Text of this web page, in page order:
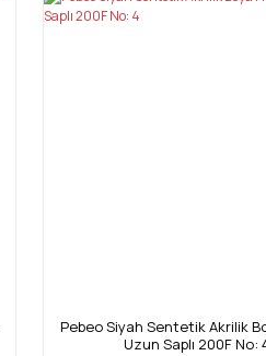
Pebeo Siyah Sentetik Akrilik
Uzun Saplı 200F No: